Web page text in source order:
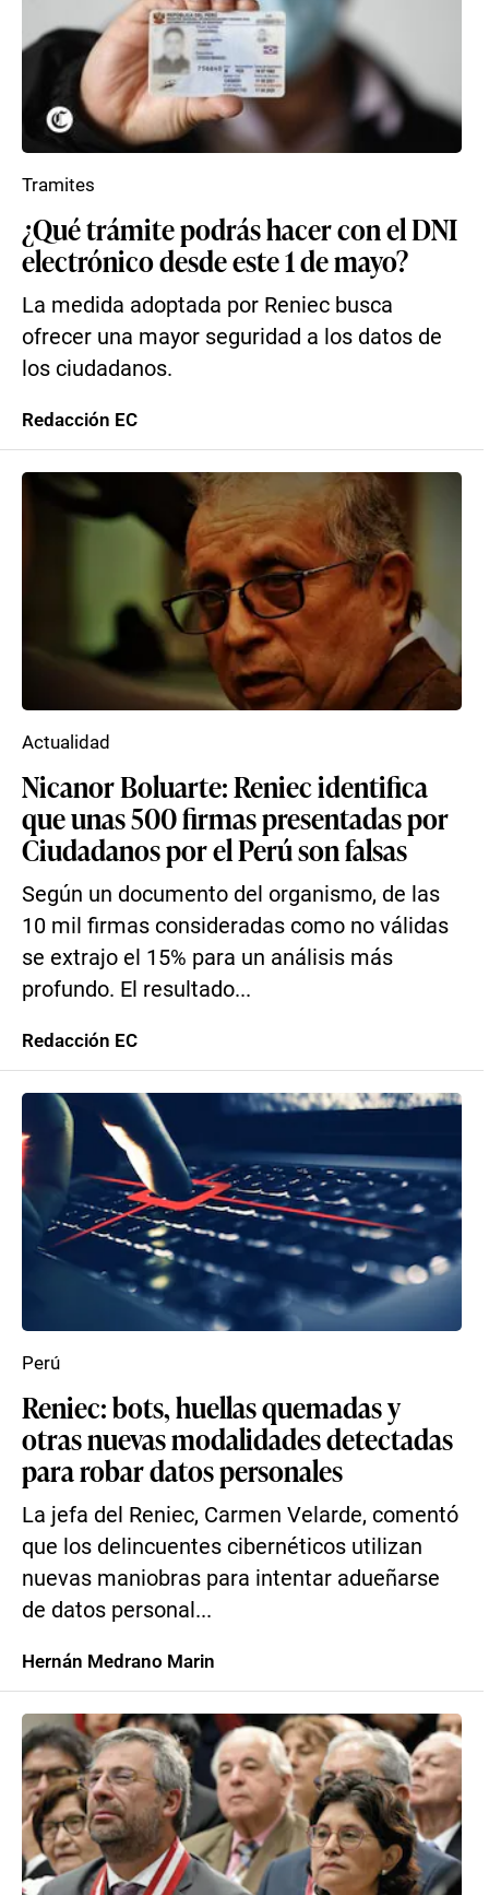
¿Qué trámite podrás hacer con el DNI
electrónico desde este 1 de mayo?
La medida adoptada por Reniec busca
ofrecer una mayor seguridad a los datos de
los ciudadanos.
Tramites
Redacción EC
Nicanor Boluarte: Reniec identifica
que unas 500 firmas presentadas por
Ciudadanos por el Perú son falsas
Según un documento del organismo, de las
10 mil firmas consideradas como no válidas
se extrajo el 15% para un análisis más
profundo. El resultado...
Actualidad
Redacción EC
Reniec: bots, huellas quemadas y
otras nuevas modalidades detectadas
para robar datos personales
La jefa del Reniec, Carmen Velarde, comentó
que los delincuentes cibernéticos utilizan
nuevas maniobras para intentar adueñarse
de datos personal...
Perú
Hernán Medrano Marin